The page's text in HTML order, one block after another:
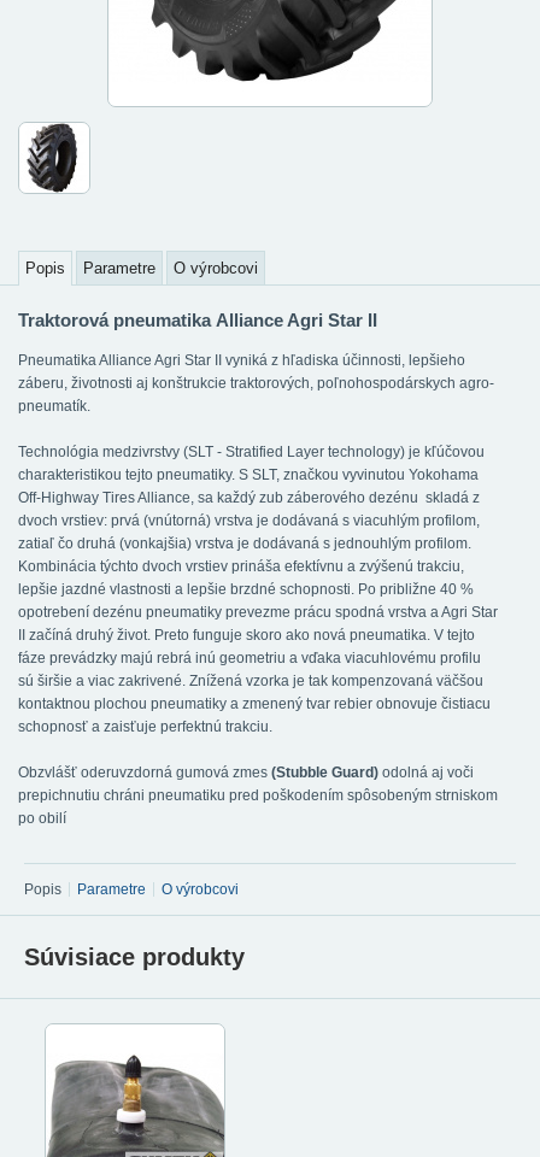
Popis Parametre O výrobcovi
Traktorová pneumatika Alliance Agri Star II
Pneumatika Alliance Agri Star II vyniká z hľadiska účinnosti, lepšieho
záberu, životnosti aj konštrukcie traktorových, poľnohospodárskych agro-
pneumatík.
Technológia medzivrstvy (SLT - Stratified Layer technology) je kľúčovou
charakteristikou tejto pneumatiky. S SLT, značkou vyvinutou Yokohama
Off-Highway Tires Alliance, sa každý zub záberového dezénu skladá z
dvoch vrstiev: prvá (vnútorná) vrstva je dodávaná s viacuhlým profilom,
zatiaľ čo druhá (vonkajšia) vrstva je dodávaná s jednouhlým profilom.
Kombinácia týchto dvoch vrstiev prináša efektívnu a zvýšenú trakciu,
lepšie jazdné vlastnosti a lepšie brzdné schopnosti. Po približne 40 %
opotrebení dezénu pneumatiky prevezme prácu spodná vrstva a Agri Star
II začíná druhý život. Preto funguje skoro ako nová pneumatika. V tejto
fáze prevádzky majú rebrá inú geometriu a vďaka viacuhlovému profilu
sú širšie a viac zakrivené. Znížená vzorka je tak kompenzovaná väčšou
kontaktnou plochou pneumatiky a zmenený tvar rebier obnovuje čistiacu
schopnosť a zaisťuje perfektnú trakciu.
Obzvlášť oderuvzdorná gumová zmes (Stubble Guard) odolná aj voči
prepichnutiu chráni pneumatiku pred poškodením spôsobeným strniskom
po obilí
Popis Parametre O výrobcovi
Súvisiace produkty